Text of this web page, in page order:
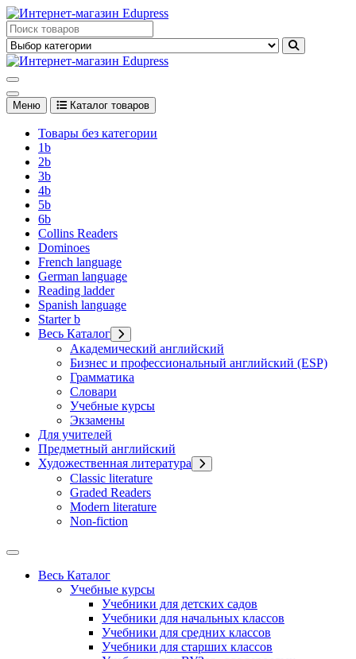
Перейти
к
содержимому
Edupress Uzbekistan, Edupress Узбекистан, книги, учебники на
английском языке
английском языке
Меню Каталог товаров
Товары без категории
1b
2b
3b
4b
5b
6b
Collins Readers
Dominoes
French language
German language
Reading ladder
Spanish language
Starter b
Весь Каталог
Академический английский
Бизнес и профессиональный английский (ESP)
Грамматика
Словари
Учебные курсы
Экзамены
Для учителей
Предметный английский
Художественная литература
Classic literature
Graded Readers
Modern literature
Non-fiction
Весь Каталог
Учебные курсы
Учебники для детских садов
Учебники для начальных классов
Учебники для средних классов
Учебники для старших классов